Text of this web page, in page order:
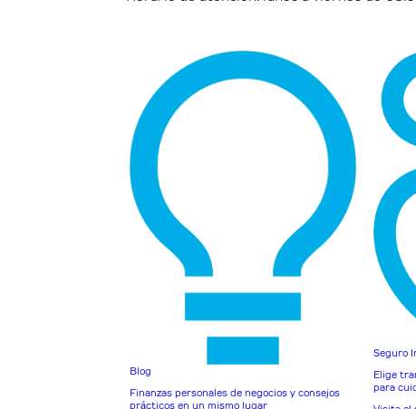
Blog
Finanzas personales de negocios y consejos
prácticos en un mismo lugar
Seguro
Elige
para